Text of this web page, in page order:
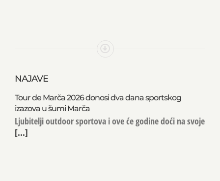
NAJAVE
Tour de Marča 2026 donosi dva dana sportskog
izazova u šumi Marča
Ljubitelji outdoor sportova i ove će godine doći na svoje
[...]